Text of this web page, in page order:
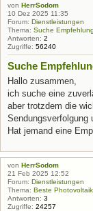
von HerrSodom
10 Dez 2025 11:35
Forum: Dienstleistungen
Thema: Suche
Antworten: 2
Zugriffe: 56240
Suche
Hallo zusammen,
ich suche eine
aber trotzdem die
Sendungsverfolgung
Hat jemand eine
von HerrSodom
21 Feb 2025 12:52
Forum: Dienstleistungen
Thema: Beste
Antworten: 3
Zugriffe: 24257